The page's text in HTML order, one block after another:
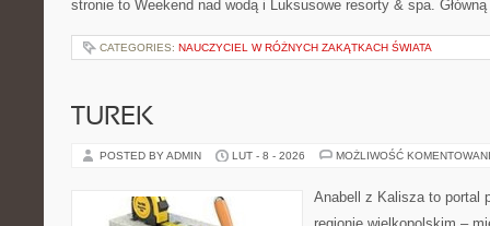
stronie to Weekend nad wodą i Luksusowe resorty & spa.
CATEGORIES: NAUCZYCIEL W RÓŻNYCH ZAKĄTKACH ŚWIATA
TUREK
POSTED BY ADMIN LUT - 8 - 2026 MOŻLIWOŚĆ
Anabell z Kalisza to portal